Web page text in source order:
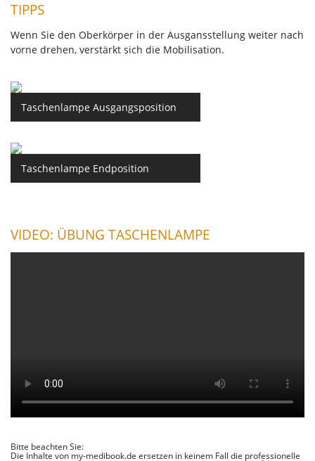
TIPPS
Wenn Sie den Oberkörper in der Ausgansstellung weiter nach
vorne drehen, verstärkt sich die Mobilisation.
Taschenlampe Ausgangsposition
Taschenlampe Endposition
VIDEO: ÜBUNG TASCHENLAMPE
Bitte beachten Sie:
Die Inhalte von my-medibook.de ersetzen in keinem Fall die professionelle